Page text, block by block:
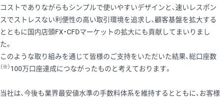
コストでありながらもシンプルで使いやすいデザインと、速いレスポン
スでストレスない利便性の高い取引環境を追求し、顧客基盤を拡大する
とともに国内店頭FX・CFDマーケットの拡大にも貢献してまいりまし
た。
このような取り組みを通じて皆様のご支持をいただいた結果、総口座数
（※） 100万口座達成につながったものと考えております。
当社は、今後も業界最安値水準の手数料体系を維持するとともに、お客様